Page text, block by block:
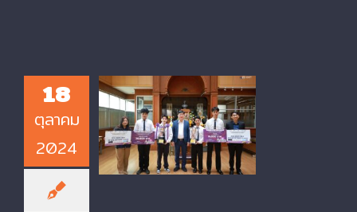
18
ตุลาคม
2024
KMUTNB CIT
Students Win Top
Prizes in Robotics
and Automation
Competition at